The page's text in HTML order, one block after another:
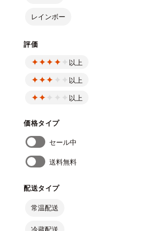
レインボー
評価
以上
以上
以上
価格タイプ
セール中
送料無料
配送タイプ
常温配送
冷蔵配送